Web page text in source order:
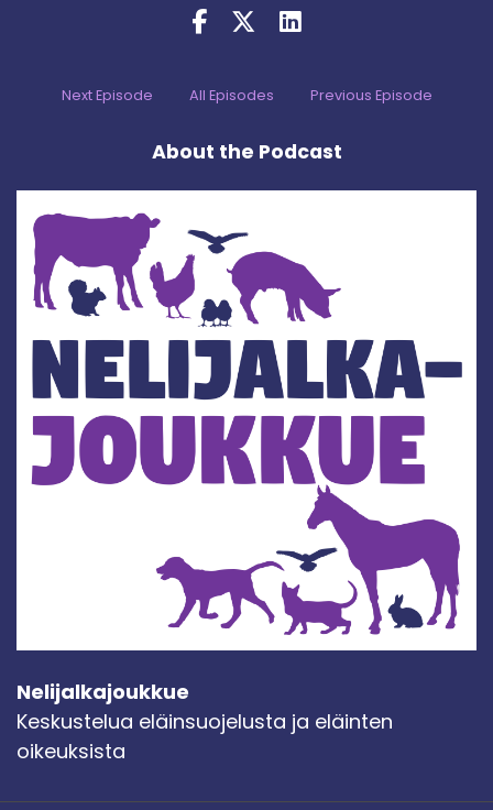
Next Episode All Episodes Previous Episode
About the Podcast
Nelijalkajoukkue
Keskustelua eläinsuojelusta ja eläinten
oikeuksista